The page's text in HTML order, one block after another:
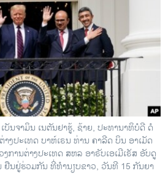
ນຈາມິນ ເນຕັນຢາຮູ້, ຊ້າຍ, ປະທານາທິບໍດີ ດໍ
ງປະເທດ ບາຫ໌ເຣນ ທ່ານ ຄາລີດ ບິນ ອາເມັດ
ການຕ່າງປະເທດ ສຫລ ອາຣັບເອເມີເຣັສ ອັບດູ
ຢືນຢູ່ຮ່ວມກັນ ທີ່ທຳນຽບຂາວ, ວັນທີ 15 ກັນຍາ